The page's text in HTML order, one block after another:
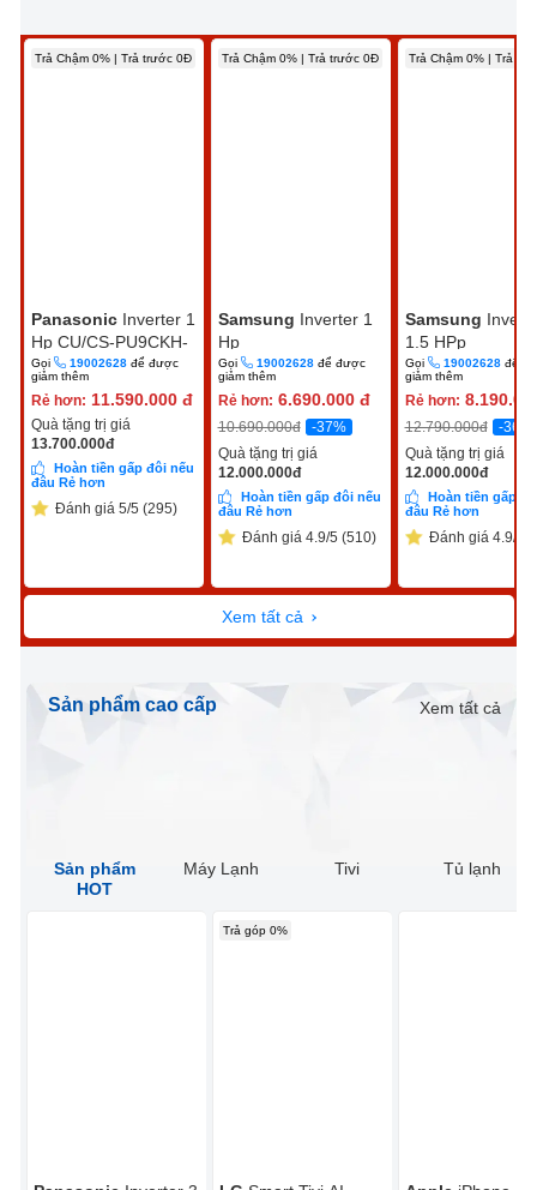
Trả Chậm 0% | Trả trước 0Đ
Panasonic Inverter 1
Hp CU/CS-PU9CKH-
8D
Gọi 19002628để được
giảm thêm
Rẻ hơn: 11.590.000 đ
Quà tặng trị giá
13.700.000đ
Hoàn tiền gấp đôi nếu
đâu Rẻ hơn
Đánh giá 5/5 (295)
Trả Chậm 0% | Trả trước 0Đ
Samsung Inverter 1
Hp
AR10DYHZAWKNSV
Gọi 19002628để được
giảm thêm
Rẻ hơn: 6.690.000 đ
10.690.000đ
-37%
Quà tặng trị giá
12.000.000đ
Hoàn tiền gấp đôi nếu
đâu Rẻ hơn
Đánh giá 4.9/5 (510)
Trả Chậm 0% | Trả
Samsung
1.5 HPp
Gọi 19002628để
giảm thêm
Rẻ hơn:
12.790.000đ
-36%
Quà tặng trị giá
12.000.000đ
Hoàn tiền gấp
đâu Rẻ hơn
Đánh giá 4.9/5
Xem tất cả
Sản phẩm cao cấp
Sản phẩm
HOT
Máy Lạnh Tivi Tủ lạnh
Xem tất cả
Trả góp 0%